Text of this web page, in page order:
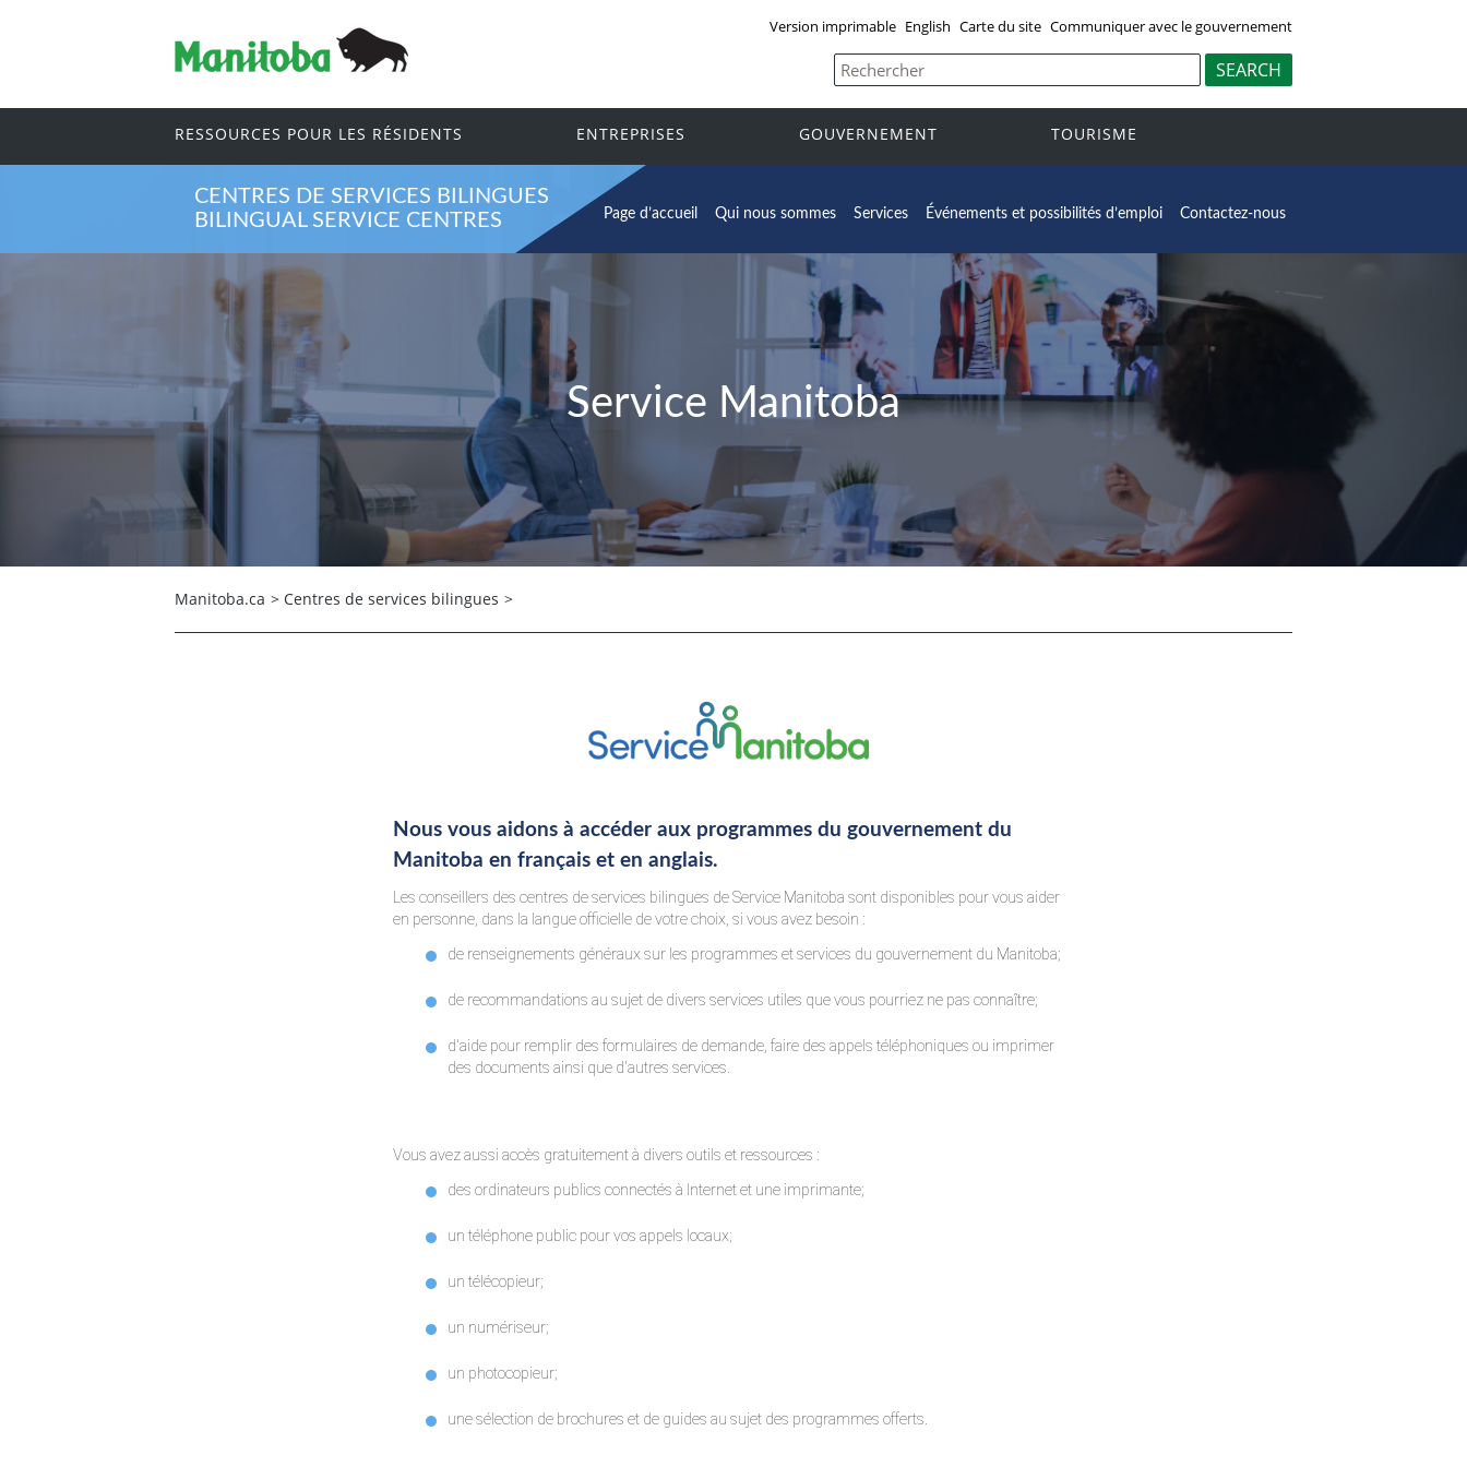
Version imprimable English Carte du site Communiquer avec le gouvernement
RESSOURCES POUR LES RÉSIDENTS ENTREPRISES GOUVERNEMENT TOURISME
CENTRES DE SERVICES BILINGUES
BILINGUAL SERVICE CENTRES
Page d’accueil Qui nous sommes Services Événements et possibilités d’emploi Contactez-nous
Service Manitoba
Manitoba.ca > Centres de services bilingues >
Nous vous aidons à accéder aux programmes du gouvernement du
Manitoba en français et en anglais.
Les conseillers des centres de services bilingues de Service Manitoba sont disponibles pour vous aider
en personne, dans la langue officielle de votre choix, si vous avez besoin :
de renseignements généraux sur les programmes et services du gouvernement du Manitoba;
de recommandations au sujet de divers services utiles que vous pourriez ne pas connaître;
d'aide pour remplir des formulaires de demande, faire des appels téléphoniques ou imprimer
des documents ainsi que d'autres services.
Vous avez aussi accès gratuitement à divers outils et ressources :
des ordinateurs publics connectés à Internet et une imprimante;
un téléphone public pour vos appels locaux;
un télécopieur;
un numériseur;
un photocopieur;
une sélection de brochures et de guides au sujet des programmes offerts.